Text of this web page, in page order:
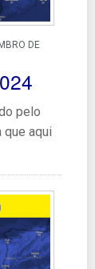
DE
pelo
aqui